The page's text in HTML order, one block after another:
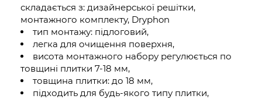
складається з: дизайнерської решітки,
монтажного комплекту, Dryphon
тип монтажу: підлоговий,
легка для очищення поверхня,
висота монтажного набору регулюється по
товщині плитки 7-18 мм,
товщина плитки: до 18 мм,
підходить для будь-якого типу плитки,